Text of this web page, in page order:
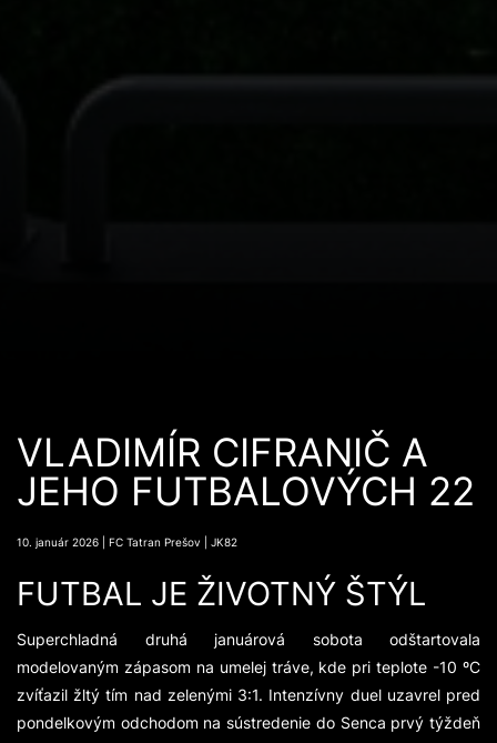
VLADIMÍR CIFRANIČ A
JEHO FUTBALOVÝCH 22
10. január 2026 | FC Tatran Prešov | JK82
FUTBAL JE ŽIVOTNÝ ŠTÝL
Superchladná druhá januárová sobota odštartovala
modelovaným zápasom na umelej tráve, kde pri teplote -10 ºC
zvíťazil žltý tím nad zelenými 3:1. Intenzívny duel uzavrel pred
pondelkovým odchodom na sústredenie do Senca prvý týždeň